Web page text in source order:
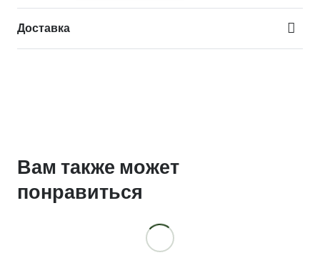
4-
х
прокол.d17,
Доставка
Вам также может
понравиться